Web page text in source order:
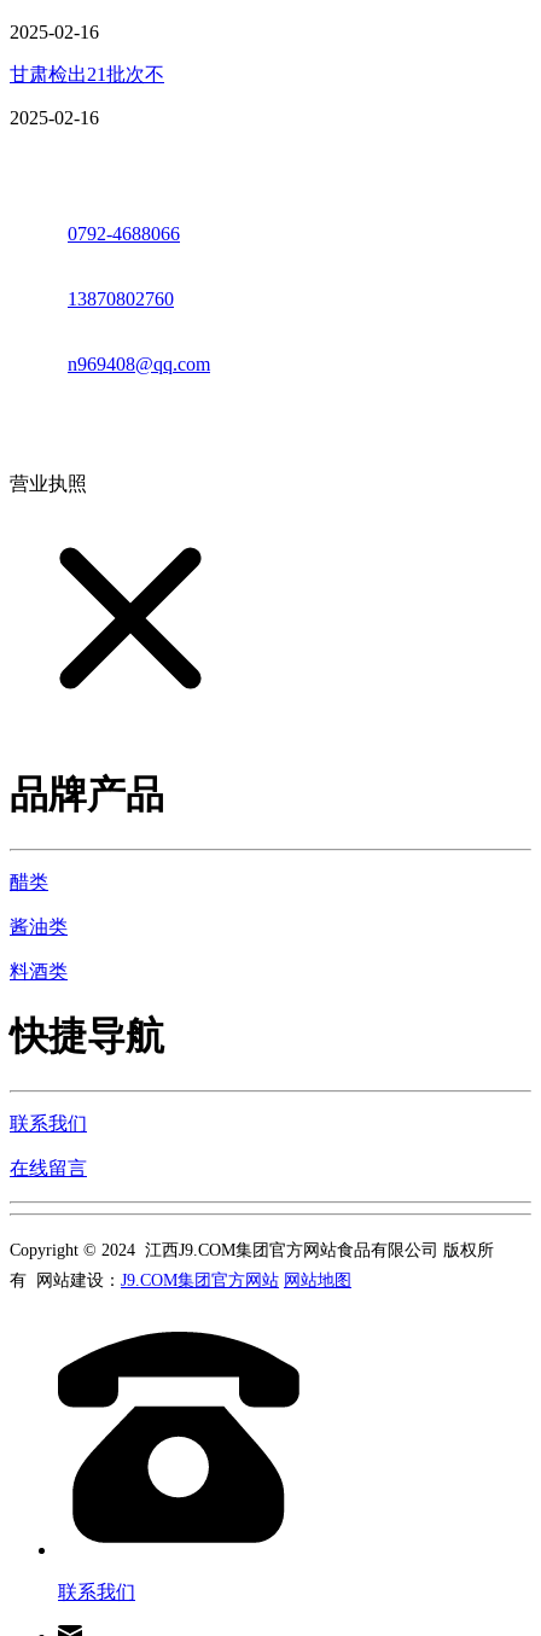
2025-02-16
甘肃检出21批次不
2025-02-16
0792-4688066
13870802760
n969408@qq.com
营业执照
品牌产品
醋类
酱油类
料酒类
快捷导航
联系我们
在线留言
Copyright © 2024 江西J9.COM集团官方网站食品有限公司 版权所
有 网站建设： J9.COM集团官方网站 网站地图
联系我们